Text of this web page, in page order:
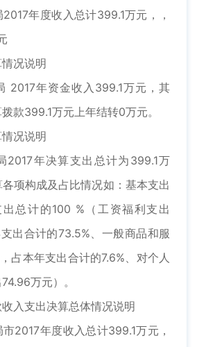
年度收入总计399.1万元，，
况说明
2017年资金收入399.1万元，其
款399.1万元上年结转0万元。
况说明
2017年决算支出总计为399.1万
项构成及占比情况如：基本支出
总计的100 %（工资福利支出
出合计的73.5%、一般商品和服
占本年支出合计的7.6%、对个人
万元）。
入支出决算总体情况说明
2017年度收入总计399.1万元，